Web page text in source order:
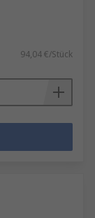
94,04 €/Stück